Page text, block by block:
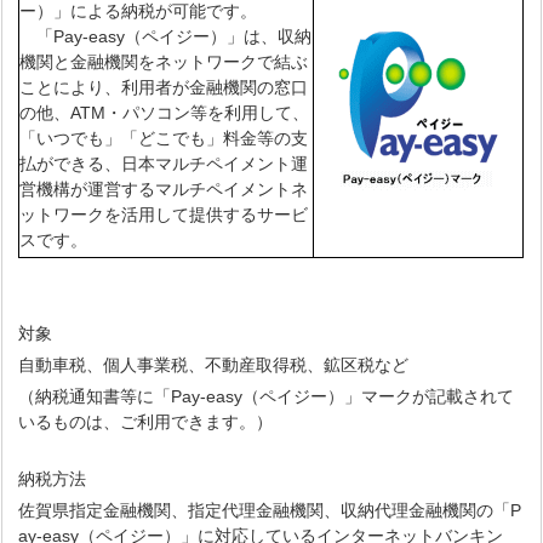
ー）」による納税が可能です。
「Pay-easy（ペイジー）」は、収納
機関と金融機関をネットワークで結ぶ
ことにより、利用者が金融機関の窓口
の他、ATM・パソコン等を利用して、
「いつでも」「どこでも」料金等の支
払ができる、日本マルチペイメント運
営機構が運営するマルチペイメントネ
ットワークを活用して提供するサービ
スです。
対象
自動車税、個人事業税、不動産取得税、鉱区税など
（納税通知書等に「Pay-easy（ペイジー）」マークが記載されて
いるものは、ご利用できます。）
納税方法
佐賀県指定金融機関、指定代理金融機関、収納代理金融機関の「P
ay-easy（ペイジー）」に対応しているインターネットバンキン